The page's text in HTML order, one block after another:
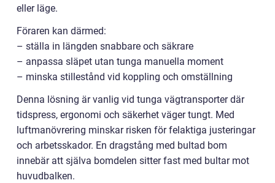
eller läge.
Föraren kan därmed:
– ställa in längden snabbare och säkrare
– anpassa släpet utan tunga manuella moment
– minska stillestånd vid koppling och omställning
Denna lösning är vanlig vid tunga vägtransporter där
tidspress, ergonomi och säkerhet väger tungt. Med
luftmanövrering minskar risken för felaktiga justeringar
och arbetsskador. En dragstång med bultad bom
innebär att själva bomdelen sitter fast med bultar mot
huvudbalken.